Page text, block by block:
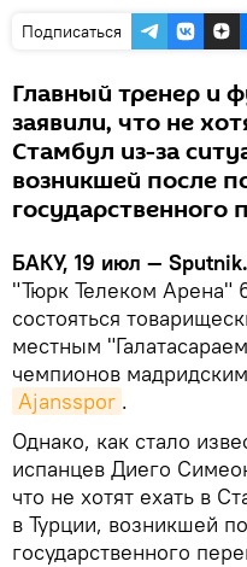
Подписаться
Главный тренер и
заявили, что не
Стамбул из-за
возникшей после
государственного
БАКУ, 19 июл — Sputnik.
"Тюрк Телеком Арена"
состояться
местным
чемпионов
Ajansspor .
Однако, как стало
испанцев Диего
что не хотят ехать в
в Турции, возникшей
государственного